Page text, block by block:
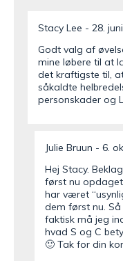
Stacy Lee
28.
Godt valg af
mine løbere til at
det kraftigste til,
såkaldte
personskader og
Julie Bruun
6.
Hej Stacy.
først nu
har været
dem først nu.
faktisk må jeg
hvad S og C
🙂 Tak for din